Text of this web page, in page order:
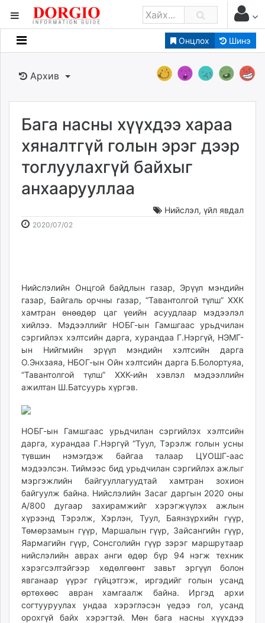
Онцлох Шинэ
Мэдээллийн
Банк санхүү
Бизнес ААН
Төрийн
dorgio.mn
Gogo.mn
news.mn
zindaa.mn
mnb.mn
Livetv.mn
Eguur.mn
24tsag.mn
shuud.mn
eagle.mn
ergelt.mn
zarig.mn
today.mn
mminfo.mn
ugluu.mn
urlag.mn
unen.mn
asu.mn
shudarga.mn
shuurhai.mn
unuudur.mn
isee.mn
mglradio.com
fact.mn
itoim.mn
tumen.mn
Архив
Бага насны хүүхдээ хараа
хяналтгүй голын эрэг дээр
тоглуулахгүй байхыг
анхаарууллаа
Нийслэл, үйл явдал
2020/07/02
Нийслэлийн Онцгой байдлын газар, Эрүүл мэндийн
газар, Байгаль орчны газар, “Тавантолгой түлш” ХХК
хамтран өнөөдөр цаг үеийн асуудлаар мэдээлэл
хийлээ. Мэдээллийг НОБГ-ын Гамшгаас урьдчилан
сэргийлэх хэлтсийн дарга, хурандаа Г.Нэргүй, НЭМГ-
ын Нийгмийн эрүүл мэндийн хэлтсийн дарга
О.Энхзаяа, НБОГ-ын Ойн хэлтсийн дарга Б.Болортуяа,
“Тавантолгой түлш” ХХК-ийн хэвлэл мэдээллийн
ажилтан Ш.Батсуурь хүргэв.
НОБГ-ын Гамшгаас урьдчилан сэргийлэх хэлтсийн
дарга, хурандаа Г.Нэргүй “Туул, Тэрэлж голын усны
түвшин нэмэгдэж байгаа талаар ЦУОШГ-аас
мэдээлсэн. Тиймээс бид урьдчилан сэргийлэх ажлыг
мэргэжлийн байгууллагуудтай хамтран зохион
байгуулж байна. Нийслэлийн Засаг даргын 2020 оны
А/800 дугаар захирамжийг хэрэгжүүлэх ажлын
хүрээнд Тэрэлж, Хэрлэн, Туул, Баянзүрхийн гүүр,
Төмөрзамын гүүр, Маршалын гүүр, Зайсангийн гүүр,
Яармагийн гүүр, Сонсголийн гүүр зэрэг маршрутаар
нийслэлийн аврах анги өдөр бүр 94 нэгж техник
хэрэгсэлтэйгээр хөдөлгөөнт завьт эргүүл болон
явганаар үүрэг гүйцэтгэж, иргэдийг голын усанд
өртөхөөс авран хамгаалж байна. Иргэд архи
согтууруулах ундаа хэрэглэсэн үедээ гол, усанд
орохгүй байх хэрэгтэй. Мөн бага насны хүүхдээ